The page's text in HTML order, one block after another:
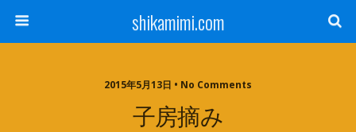
shikamimi.com
2015年5月13日 • No Comments
子房摘み